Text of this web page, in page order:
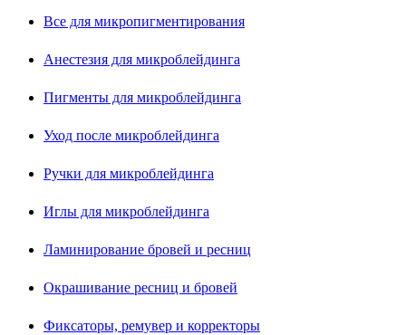
Все для микропигментирования
Анестезия для микроблейдинга
Пигменты для микроблейдинга
Уход после микроблейдинга
Ручки для микроблейдинга
Иглы для микроблейдинга
Ламинирование бровей и ресниц
Окрашивание ресниц и бровей
Фиксаторы, ремувер и корректоры